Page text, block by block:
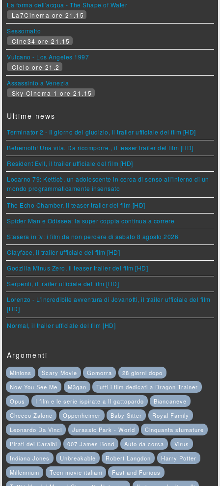
La forma dell'acqua - The Shape of Water
La7Cinema ore 21.15
Sessomatto
Cine34 ore 21.15
Vulcano - Los Angeles 1997
Cielo ore 21.2
Assassinio a Venezia
Sky Cinema 1 ore 21.15
Ultime news
Terminator 2 - Il giorno del giudizio, il trailer ufficiale del film [HD]
Behemoth! Una vita. Da ricomporre., il teaser trailer del film [HD]
Resident Evil, il trailer ufficiale del film [HD]
Locarno 79: Ketticè, un adolescente in cerca di senso all'interno di un
mondo programmaticamente insensato
The Echo Chamber, il teaser trailer del film [HD]
Spider Man e Odissea: la super coppia continua a correre
Stasera in tv: i film da non perdere di sabato 8 agosto 2026
Clayface, il trailer ufficiale del film [HD]
Godzilla Minus Zero, il teaser trailer del film [HD]
Serpenti, il trailer ufficiale del film [HD]
Lorenzo - L'incredibile avventura di Jovanotti, il trailer ufficiale del film
[HD]
Normal, il trailer ufficiale del film [HD]
Argomenti
Minions Scary Movie Gomorra
28 giorni dopo
Now You See Me
M3gan
Tutti i film dedicati a Dragon Trainer
Opus
I film e le serie ispirate a Il gattopardo
Biancaneve
Checco Zalone
Oppenheimer Baby Sitter
Royal Family
Leonardo Da Vinci
Jurassic Park - World
Cinquanta sfumature
Pirati dei Caraibi
007 James Bond Auto da corsa
Virus
Indiana Jones
Unbreakable Robert Langdon
Harry Potter
Millennium
Teen movie italiani
Fast and Furious